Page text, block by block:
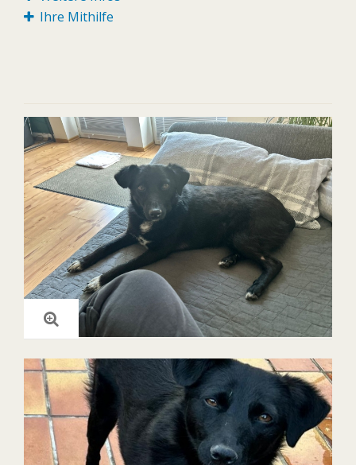
Ihre Mithilfe